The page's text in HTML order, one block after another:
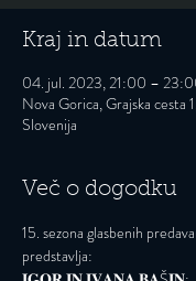
Kraj in datum
04. jul. 2023, 21:00 –
Nova Gorica, Grajska
Slovenija
Več o dogodku
15. sezona glasbenih
predstavlja: